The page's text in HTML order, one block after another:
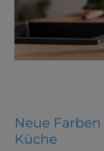
Neue
Küche